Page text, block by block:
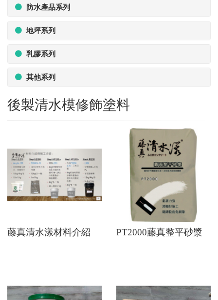
防水產品系列
地坪系列
乳膠系列
其他系列
後製清水模修飾塗料
藤真清水漾材料介紹 PT2000藤真整平砂漿